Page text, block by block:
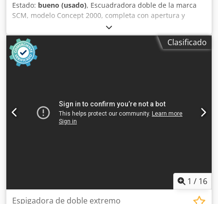
Estado: bueno (usado), Escuadradora doble de la marca
SCM, modelo Concept 2000, completa con apertura y
ajuste de altura electrónicos. Fresadora con cepillo lateral
derecho e izquierdo. Fresadora de ajuste temporal +
fresadora fija, lateral derecho e izquierdo. Fresadora
lijadora con muela, lateral derecho e izquierdo. Grupo
lijador de banda, lateral izquierdo. Inversor en todas las
estrechas. Máquina en perfectas condiciones, lista para su
uso.
Clasificado
1 / 16
Espigadora de doble extremo